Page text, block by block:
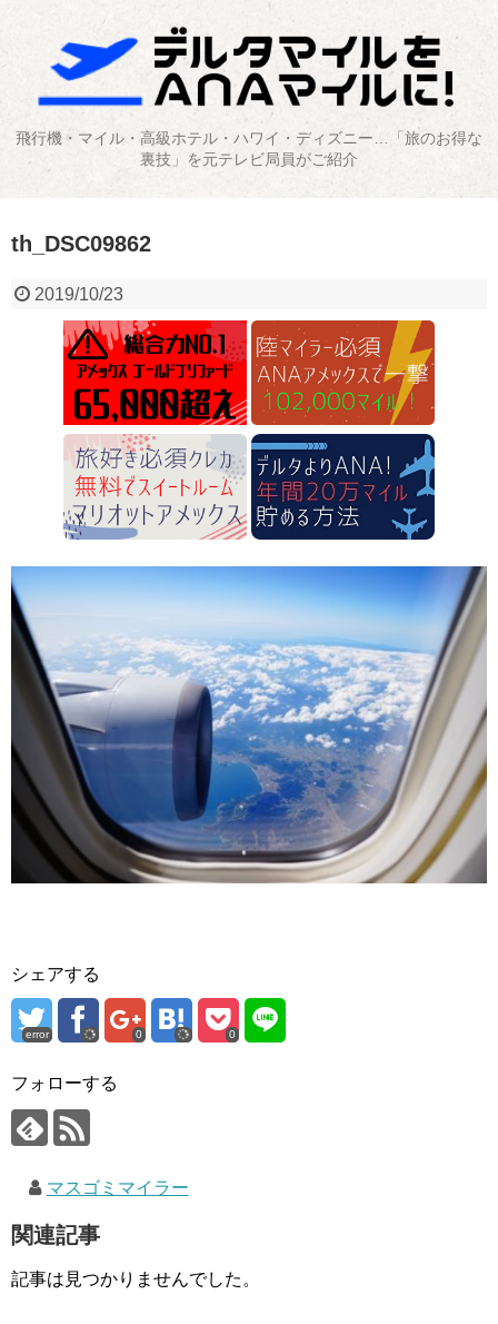
飛行機・マイル・高級ホテル・ハワイ・ディズニー…「旅のお得な
裏技」を元テレビ局員がご紹介
th_DSC09862
2019/10/23
シェアする
error 0 0
フォローする
マスゴミマイラー
関連記事
記事は見つかりませんでした。